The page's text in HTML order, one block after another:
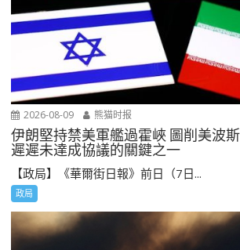
2026-08-09 熊猫时报
伊朗堅持禁美軍艦過霍峽 圖削美波
遲遲未達成協議的關鍵之一
【政局】《華爾街日報》前日（7日...
政局